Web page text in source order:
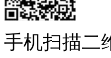
手机扫描二